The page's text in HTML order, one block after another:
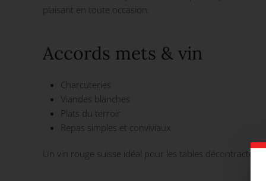
plaisant en toute occasion.
Accords mets & vin
Charcuteries
Viandes blanches
Plats du terroir
Repas simples et conviviaux
Un vin rouge suisse idéal pour les tables décontractées